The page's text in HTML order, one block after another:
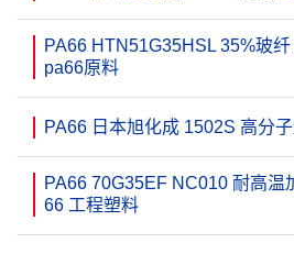
PA66 HTN51G35HSL 35%玻
pa66原料
PA66 日本旭化成 1502S 高分
PA66 70G35EF NC010 耐高温
66 工程塑料